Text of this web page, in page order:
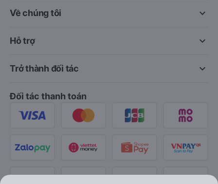
keyboard_arrow_down
Về chúng tôi
keyboard_arrow_down
Hỗ trợ
keyboard_arrow_down
Trở thành đối tác
Đối tác thanh toán